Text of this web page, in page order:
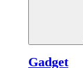
Gadget